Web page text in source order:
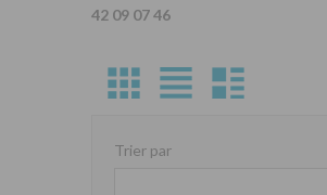
42 09 07 46
Trier par